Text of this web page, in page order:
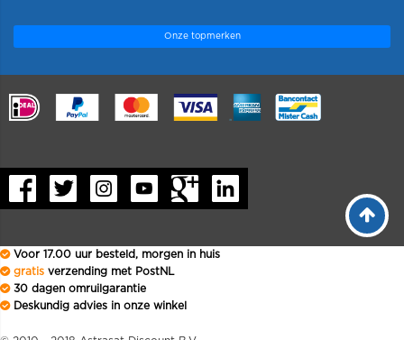
Onze topmerken
.
Voor 17.00 uur besteld, morgen in huis
gratis verzending met PostNL
30 dagen omruilgarantie
Deskundig advies in onze winkel